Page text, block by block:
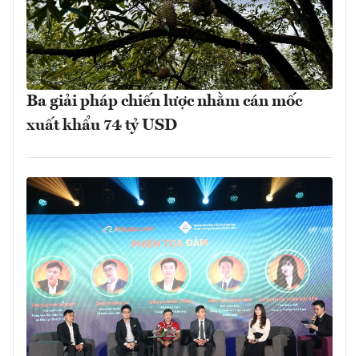
Ba giải pháp chiến lược nhằm cán mốc
xuất khẩu 74 tỷ USD